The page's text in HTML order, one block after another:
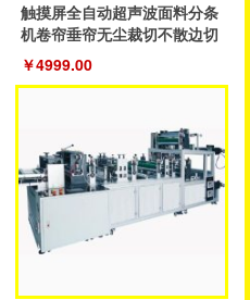
触摸屏全自动超声波面料分条
机卷帘垂帘无尘裁切不散边切
割设备
￥4999.00